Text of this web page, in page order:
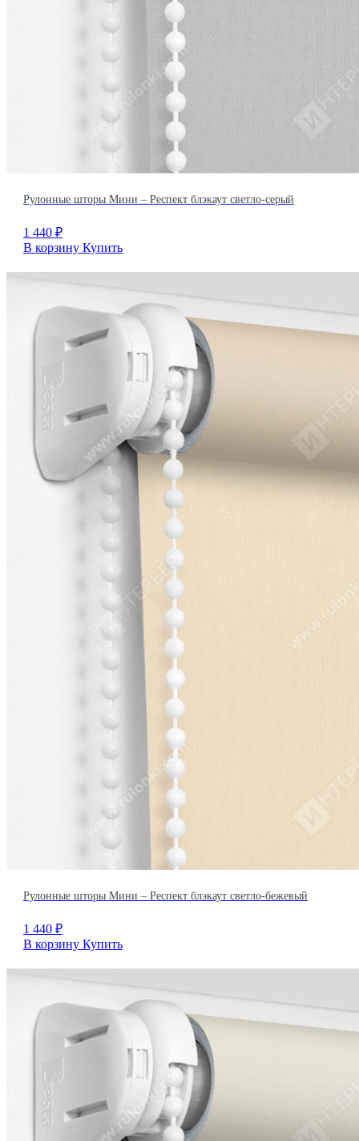
Рулонные шторы Мини – Респект блэкаут светло-серый
1 440 ₽
В корзину Купить
Рулонные шторы Мини – Респект блэкаут светло-бежевый
1 440 ₽
В корзину Купить